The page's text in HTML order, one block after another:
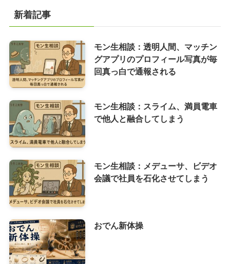
新着記事
モン生相談：透明人間、マッチン
グアプリのプロフィール写真が毎
回真っ白で通報される
モン生相談：スライム、満員電車
で他人と融合してしまう
モン生相談：メデューサ、ビデオ
会議で社員を石化させてしまう
おでん新体操